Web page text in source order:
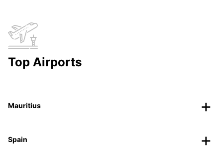
Top Airports
Mauritius
Spain